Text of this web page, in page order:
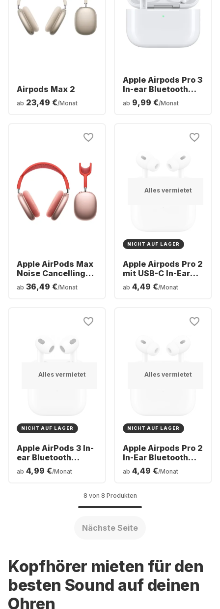
Airpods Max 2
ab 23,49 €/Monat
Apple Airpods Pro 3
In-ear Bluetooth
Headphones
ab 9,99 €/Monat
Apple AirPods Max
Noise Cancelling
Over-ear Bluetooth
Kopfhörer
ab 36,49 €/Monat
Alles vermietet
NICHT AUF LAGER
Apple Airpods Pro 2
mit USB-C In-Ear
Bluetooth
Kopfhörer
ab 4,49 €/Monat
Alles vermietet
NICHT AUF LAGER
Apple AirPods 3 In-
ear Bluetooth
Kopfhörer
ab 4,99 €/Monat
Alles vermietet
NICHT AUF LAGER
Apple Airpods Pro 2
In-Ear Bluetooth
Kopfhörer
ab 4,49 €/Monat
8 von 8 Produkten
Nächste Seite
Kopfhörer mieten für den
besten Sound auf deinen
Ohren